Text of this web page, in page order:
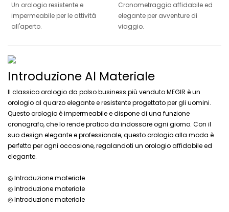
Un orologio resistente e
impermeabile per le attività
all'aperto.
Cronometraggio affidabile ed
elegante per avventure di
viaggio.
Introduzione Al Materiale
Il classico orologio da polso business più venduto MEGIR è un
orologio al quarzo elegante e resistente progettato per gli uomini.
Questo orologio è impermeabile e dispone di una funzione
cronografo, che lo rende pratico da indossare ogni giorno. Con il
suo design elegante e professionale, questo orologio alla moda è
perfetto per ogni occasione, regalandoti un orologio affidabile ed
elegante.
◎ Introduzione materiale
◎ Introduzione materiale
◎ Introduzione materiale